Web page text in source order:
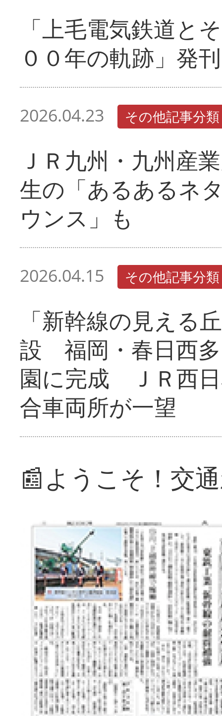
「上毛電気鉄道と
００年の軌跡」発刊
2026.04.23 その他記事分類
ＪＲ九州・九州産
生の「あるあるネ
ウンス」も
2026.04.15 その他記事分類
「新幹線の見える
設 福岡・春日西
園に完成 ＪＲ西
合車両所が一望
📰ようこそ！交